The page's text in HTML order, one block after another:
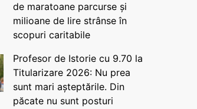
de maratoane parcurse și
milioane de lire strânse în
scopuri caritabile
Profesor de Istorie cu 9.70 la
Titularizare 2026: Nu prea
sunt mari așteptările. Din
păcate nu sunt posturi